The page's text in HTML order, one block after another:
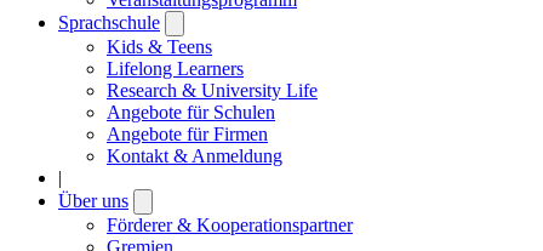
Sprachschule
submenu
Kids & Teens
Lifelong Learners
Research & University Life
Angebote für Schulen
Angebote für Firmen
Kontakt & Anmeldung
|
Über uns
submenu
Förderer & Kooperationspartner
Gremien